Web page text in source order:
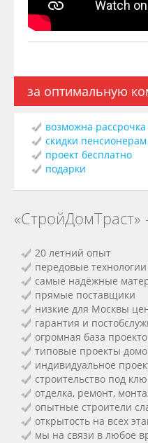
за оптимальную
возможна рассрочка
скидки пенсионерам
проект бесплатно
подарки
«СтройДомТраст»
20 летний опыт
передовые технологии
самые надёжные
прямые поставщики
низкие для Москвы
гарантия и
огромная база
типовые проекты
индивидуальное
строительство под
отделка, ремонт,
опытные строители
открытость на всех
мы на связи в любое